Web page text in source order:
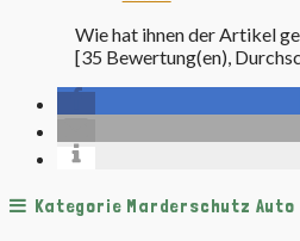
Wie hat ihnen der Artikel
[35 Bewertung(en),
Kategorie Marderschutz Auto